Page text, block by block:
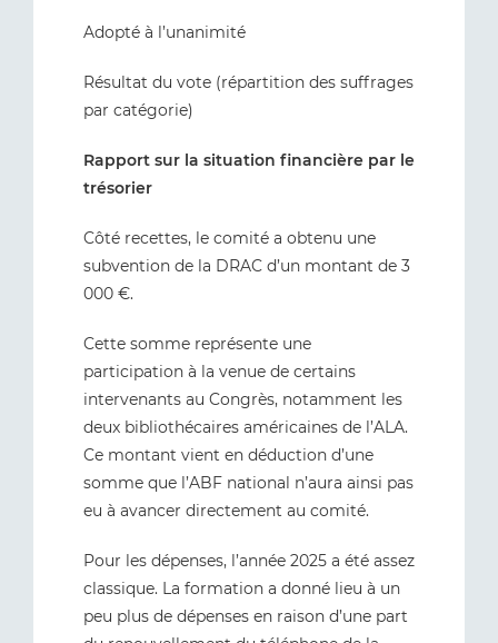
Adopté à l’unanimité
Résultat du vote (répartition des suffrages
par catégorie)
Rapport sur la situation financière par le
trésorier
Côté recettes, le comité a obtenu une
subvention de la DRAC d’un montant de 3
000 €.
Cette somme représente une
participation à la venue de certains
intervenants au Congrès, notamment les
deux bibliothécaires américaines de l’ALA.
Ce montant vient en déduction d’une
somme que l’ABF national n’aura ainsi pas
eu à avancer directement au comité.
Pour les dépenses, l’année 2025 a été assez
classique. La formation a donné lieu à un
peu plus de dépenses en raison d’une part